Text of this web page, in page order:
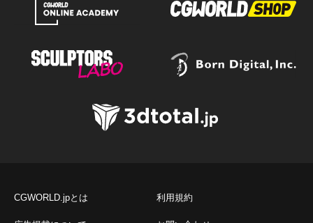
CGWORLD.jpとは 利用規約